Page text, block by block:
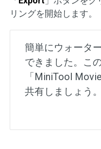
リングを開始します。
簡単にウォータ
できました。こ
「MiniTool
共有しましょう。